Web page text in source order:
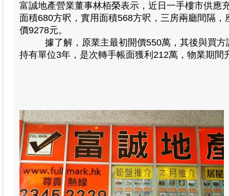
富誠地產營業董事林栢榮表示，近日一手樓市供應
面積680方呎，實用面積568方呎，三房兩廳間隔
價9278元。
據了解，原業主最初開價550萬，其後與買方議
持有單位3年，是次轉手帳面獲利212萬，物業期間